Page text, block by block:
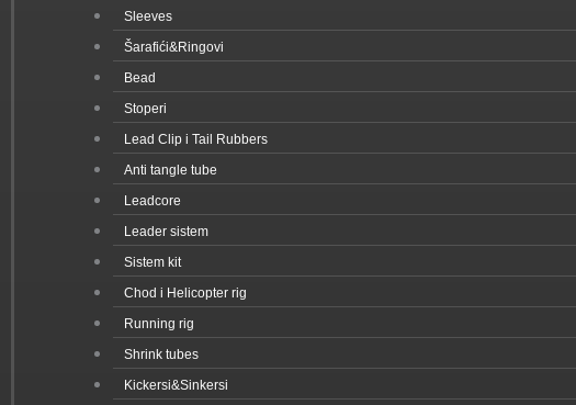
Sleeves
Šarafići&Ringovi
Bead
Stoperi
Lead Clip i Tail Rubbers
Anti tangle tube
Leadcore
Leader sistem
Sistem kit
Chod i Helicopter rig
Running rig
Shrink tubes
Kickersi&Sinkersi